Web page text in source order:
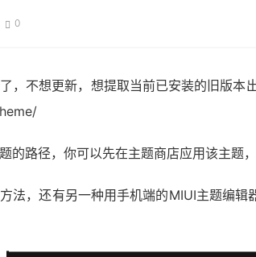
0
，不想更新，想提取当前已安装的旧版
的路径，你可以先在主题商店应用该主题
法，还有另一种用手机端的MIUI主题编